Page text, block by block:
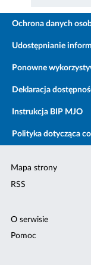
Ochrona danych
Udostępnianie
Ponowne
Deklaracja
Instrukcja BIP MJO
Polityka dotycząca
Mapa strony
RSS
O serwisie
Pomoc